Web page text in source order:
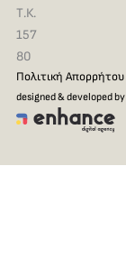
Τ.Κ.
157
80
Πολιτική Απορρήτου
designed & developed by